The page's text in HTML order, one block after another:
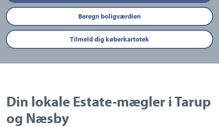
Beregn boligværdien
Tilmeld dig køberkartotek
Din lokale Estate-mægler i Tarup
og Næsby